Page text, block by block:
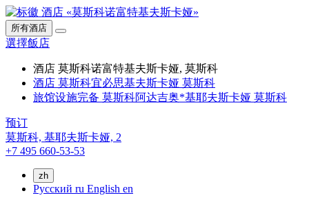
所有酒店
選擇飯店
酒店 莫斯科诺富特基夫斯卡娅, 莫斯科
酒店 莫斯科宜必思基夫斯卡娅 莫斯科
旅馆设施完备 莫斯科阿达吉奥*基耶夫斯卡娅 莫斯科
预订
莫斯科, 基耶夫斯卡娅, 2
+7 495 660-53-53
zh
Русский ru English en